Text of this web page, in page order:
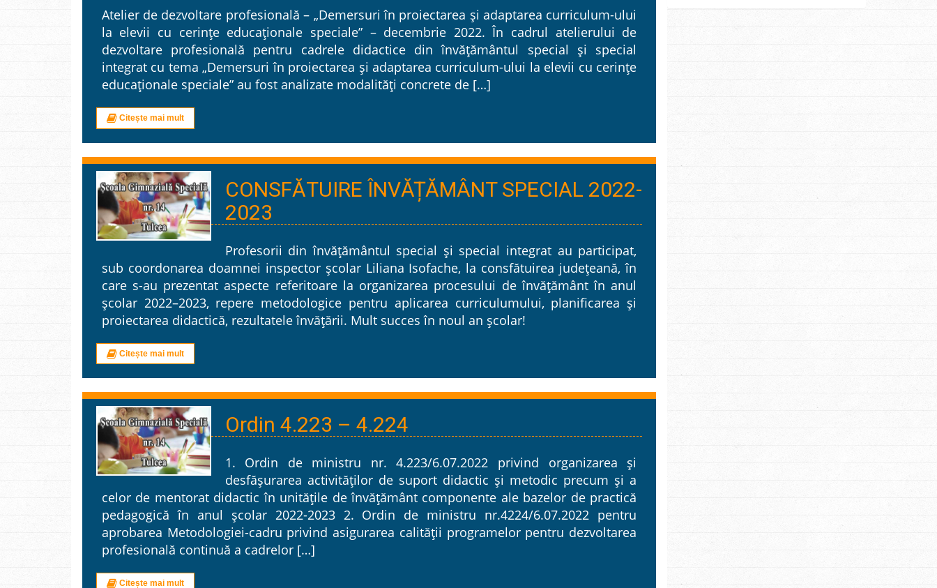
Atelier de dezvoltare profesională – „Demersuri în proiectarea și adaptarea curriculum-ului
la elevii cu cerințe educaționale speciale” – decembrie 2022. În cadrul atelierului de
dezvoltare profesională pentru cadrele didactice din învățământul special și special
integrat cu tema „Demersuri în proiectarea și adaptarea curriculum-ului la elevii cu cerințe
educaționale speciale” au fost analizate modalități concrete de […]
Citește mai mult
CONSFĂTUIRE ÎNVĂȚĂMÂNT SPECIAL 2022-
2023
Profesorii din învățământul special și special integrat au participat,
sub coordonarea doamnei inspector școlar Liliana Isofache, la consfătuirea județeană, în
care s-au prezentat aspecte referitoare la organizarea procesului de învățământ în anul
școlar 2022–2023, repere metodologice pentru aplicarea curriculumului, planificarea și
proiectarea didactică, rezultatele învățării. Mult succes în noul an școlar!
Citește mai mult
Ordin 4.223 – 4.224
1. Ordin de ministru nr. 4.223/6.07.2022 privind organizarea și
desfășurarea activităților de suport didactic și metodic precum și a
celor de mentorat didactic în unitățile de învățământ componente ale bazelor de practică
pedagogică în anul școlar 2022-2023 2. Ordin de ministru nr.4224/6.07.2022 pentru
aprobarea Metodologiei-cadru privind asigurarea calității programelor pentru dezvoltarea
profesională continuă a cadrelor […]
Citește mai mult